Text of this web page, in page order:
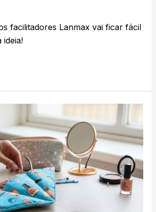
facilitadores Lanmax vai ficar fácil
ideia!